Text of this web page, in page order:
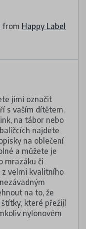
from Happy Label
jimi označit
s vaším dítětem.
na tábor nebo
najdete
na oblečení
a můžete je
mrazáku či
z velmi kvalitního
na to, že
které přežijí
nylonovém